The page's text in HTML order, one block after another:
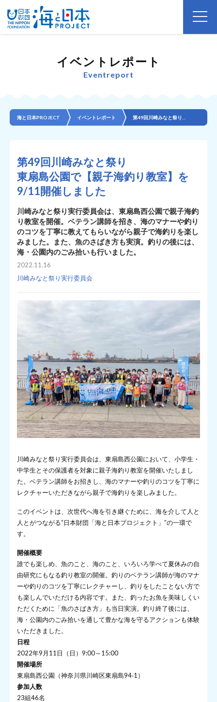
イベントレポート
Eventreport
海と日本PROJECT イベントレポート
第49回川崎みなと祭り
東扇島公園で【親子海釣り教室】を
9/11開催しました
川崎みなと祭り実行委員会は、東扇島西公園で親子海釣
り教室を開催。ベテラン講師を招き、海のマナーや釣り
のコツを丁寧に教えてもらいながら親子で海釣りを楽し
みました。また、魚のさばき方も実演。釣りの後には、
海・公園内のごみ拾いも行いました。
2022.11.16
川崎みなと祭り実行委員会
川崎みなと祭り実行委員会は、東扇島西公園において、小学生・
中学生とその保護者を対象に親子海釣り教室を開催いたしまし
た。ベテラン講師をお招きし、海のマナーや釣りのコツを丁寧に
レクチャーいただきながら親子で海釣りを楽しみました。
このイベントは、次世代へ海を引き継ぐために、海を介して人と
人とがつながる“日本財団「海と日本プロジェクト」”の一環で
す。
開催概要
誰でも楽しめ、魚のこと、海のこと、いろいろ学べて夏休みの自
由研究にもなる釣り教室の開催。釣りのベテラン講師が海のマナ
ーや釣りのコツを丁寧にレクチャーし、釣りをしたことない方で
も楽しんでいただける内容です。また、釣ったお魚を美味しくい
ただくために「魚のさばき方」も当日実演。釣り終了後には、
海・公園内のごみ拾いを通して豊かな海を守るアクションも体験
いただきました。
日程
2022年9月11日（日）9:00～15:00
開催場所
東扇島西公園（神奈川県川崎区東扇島94‐1）
参加人数
23組46名